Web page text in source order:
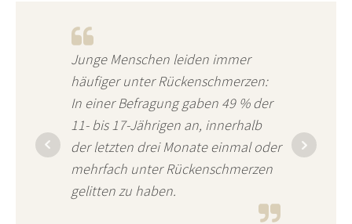
Junge Menschen leiden immer
häufiger unter Rückenschmerzen:
In einer Befragung gaben 49 % der
11- bis 17-Jährigen an, innerhalb
der letzten drei Monate einmal oder
mehrfach unter Rückenschmerzen
gelitten zu haben.